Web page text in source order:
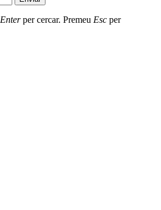
Enterper cercar. Premeu Esc per